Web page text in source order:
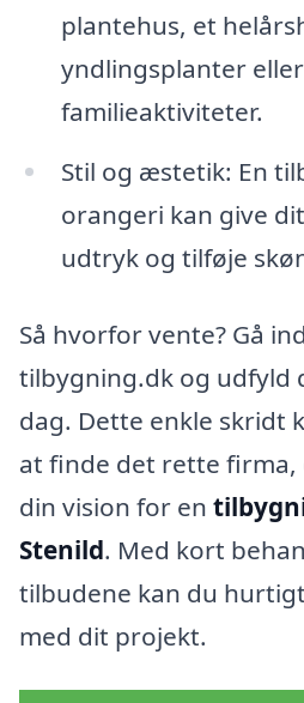
plantehus, et
yndlingsplanter
familieaktiviteter.
Stil og æstetik: En
orangeri kan give
udtryk og tilføje
Så hvorfor vente? Gå
tilbygning.dk og udfyld
dag. Dette enkle skridt
at finde det rette firma,
din vision for en
Stenild. Med kort
tilbudene kan du
med dit projekt.